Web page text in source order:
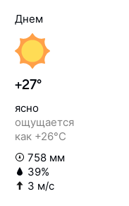
Днем
+27°
ясно
ощущается
как +26°C
758 мм
39%
3 м/с